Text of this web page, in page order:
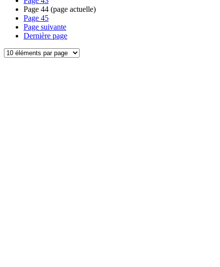
Page 44 (page actuelle)
Page 45
Page suivante
Dernière page